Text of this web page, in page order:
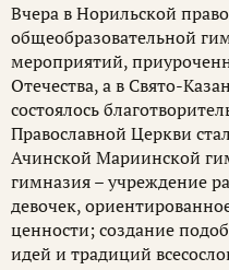
Вчера в Норильской
общеобразовательной
мероприятий,
Отечества, а в Свято-
состоялось
Православной Церкви
Ачинской Мариинской
гимназия – учреждение
девочек,
ценности; создание
идей и традиций